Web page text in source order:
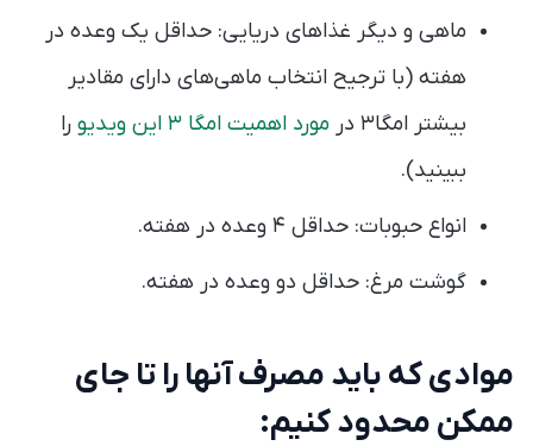
ماهی و دیگر غذاهای دریایی: حداقل یک وعده در
هفته (با ترجیح انتخاب ماهی‌های دارای مقادیر
بیشتر امگا۳ در
مورد اهمیت امگا ۳ این ویدیو
را
ببینید).
انواع حبوبات: حداقل ۴ وعده در هفته.
گوشت مرغ: حداقل دو وعده در هفته.
موادی که باید مصرف آنها را تا جای
ممکن محدود کنیم: